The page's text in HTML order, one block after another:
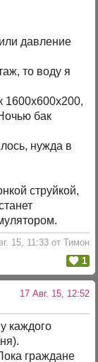
давление
то воду я
бак
нужда в
струйкой,
15, 11:33 от Тимон
1
17 Авг. 15, 12:52
каждого
граждане